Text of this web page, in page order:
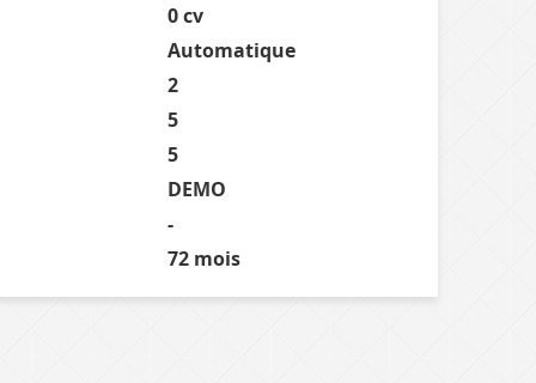
0 cv
Automatique
2
5
5
DEMO
-
72 mois